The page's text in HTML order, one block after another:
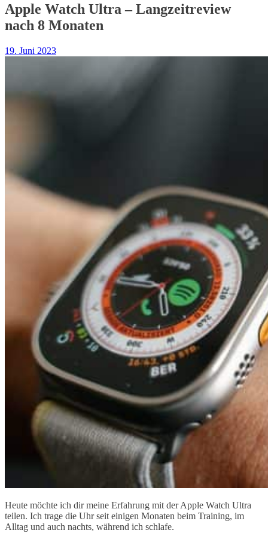
Apple Watch Ultra – Langzeitreview
nach 8 Monaten
19. Juni 2023
Heute möchte ich dir meine Erfahrung mit der Apple Watch Ultra
teilen. Ich trage die Uhr seit einigen Monaten beim Training, im
Alltag und auch nachts, während ich schlafe.